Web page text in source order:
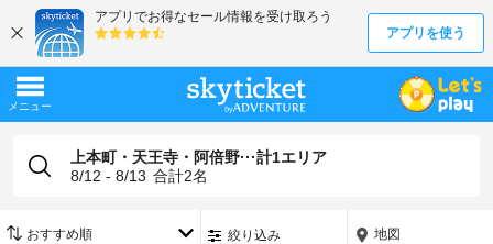
上本町・天王寺・阿倍野···計1エリア
8/12 - 8/13 合計2名
絞り込み 地図